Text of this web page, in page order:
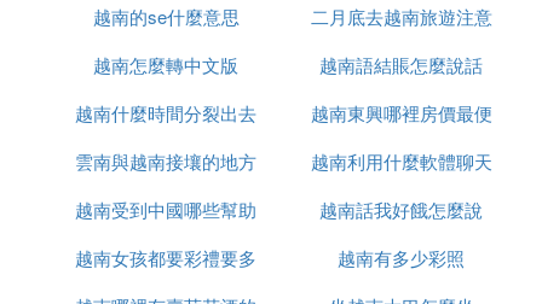
什麼區別
越南的se什麼意思
二月底去越南旅遊注意
什麼
越南怎麼轉中文版
越南語結賬怎麼說話
越南什麼時間分裂出去
的
越南東興哪裡房價最便
宜
雲南與越南接壤的地方
有哪些
越南利用什麼軟體聊天
越南受到中國哪些幫助
越南話我好餓怎麼說
越南女孩都要彩禮要多
越南有多少彩照